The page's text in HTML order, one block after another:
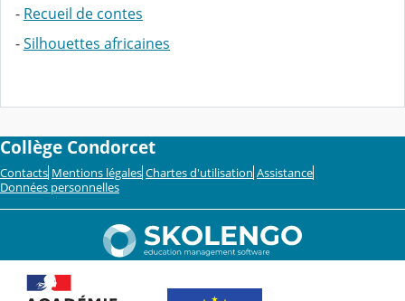
- Recueil de contes
-Silhouettes africaines
Collège Condorcet
Contacts Mentions légales Chartes d'utilisation Assistance
Données personnelles